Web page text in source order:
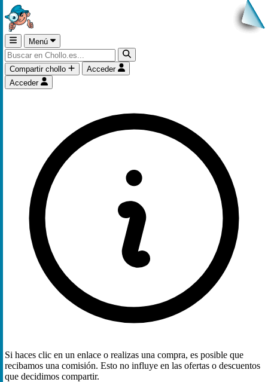
Menú
Compartir chollo
Acceder
Acceder
Si haces clic en un enlace o realizas una compra, es posible que
recibamos una comisión. Esto no influye en las ofertas o descuentos
que decidimos compartir.